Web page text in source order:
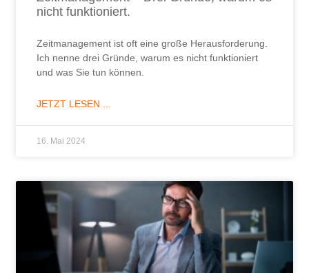
nicht funktioniert.
Zeitmanagement ist oft eine große Herausforderung.
Ich nenne drei Gründe, warum es nicht funktioniert
und was Sie tun können.
JETZT LESEN ...
16. Mai 2024